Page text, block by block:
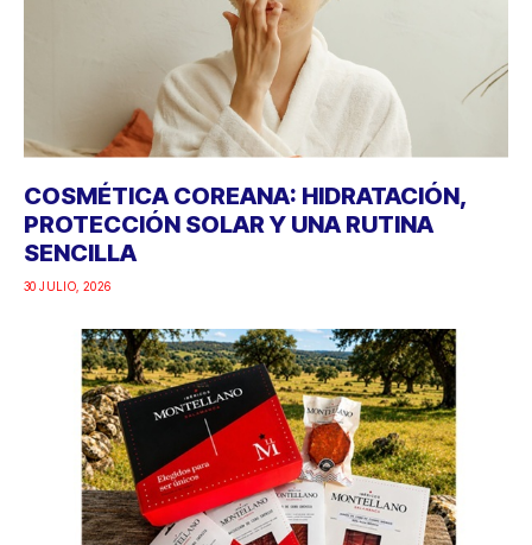
COSMÉTICA COREANA: HIDRATACIÓN,
PROTECCIÓN SOLAR Y UNA RUTINA
SENCILLA
30 JULIO, 2026